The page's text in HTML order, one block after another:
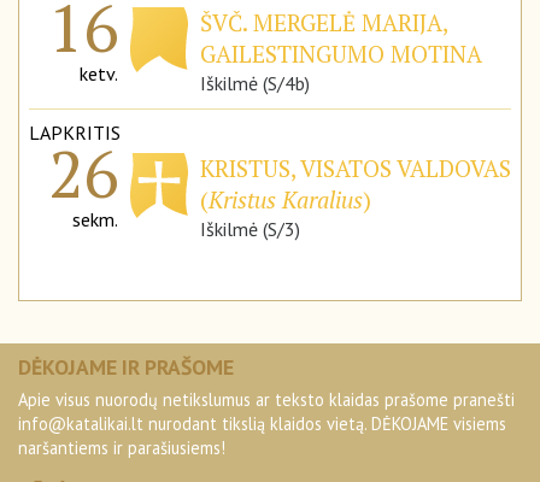
16
ketv.
ŠVČ. MERGELĖ MARIJA,
GAILESTINGUMO MOTINA
Iškilmė (S/4b)
LAPKRITIS
26
sekm.
KRISTUS, VISATOS VALDOVAS
(Kristus Karalius)
Iškilmė (S/3)
DĖKOJAME IR PRAŠOME
Apie visus nuorodų netikslumus ar teksto klaidas prašome pranešti
info@katalikai.lt nurodant tikslią klaidos vietą. DĖKOJAME visiems
naršantiems ir parašiusiems!